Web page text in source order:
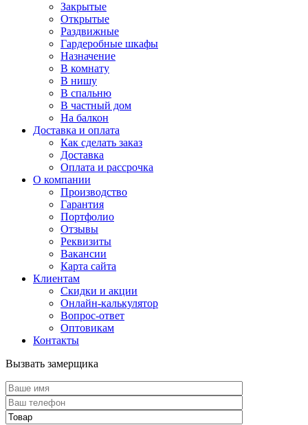
Закрытые
Открытые
Раздвижные
Гардеробные шкафы
Назначение
В комнату
В нишу
В спальню
В частный дом
На балкон
Доставка и оплата
Как сделать заказ
Доставка
Оплата и рассрочка
О компании
Производство
Гарантия
Портфолио
Отзывы
Реквизиты
Вакансии
Карта сайта
Клиентам
Скидки и акции
Онлайн-калькулятор
Вопрос-ответ
Оптовикам
Контакты
Вызвать замерщика